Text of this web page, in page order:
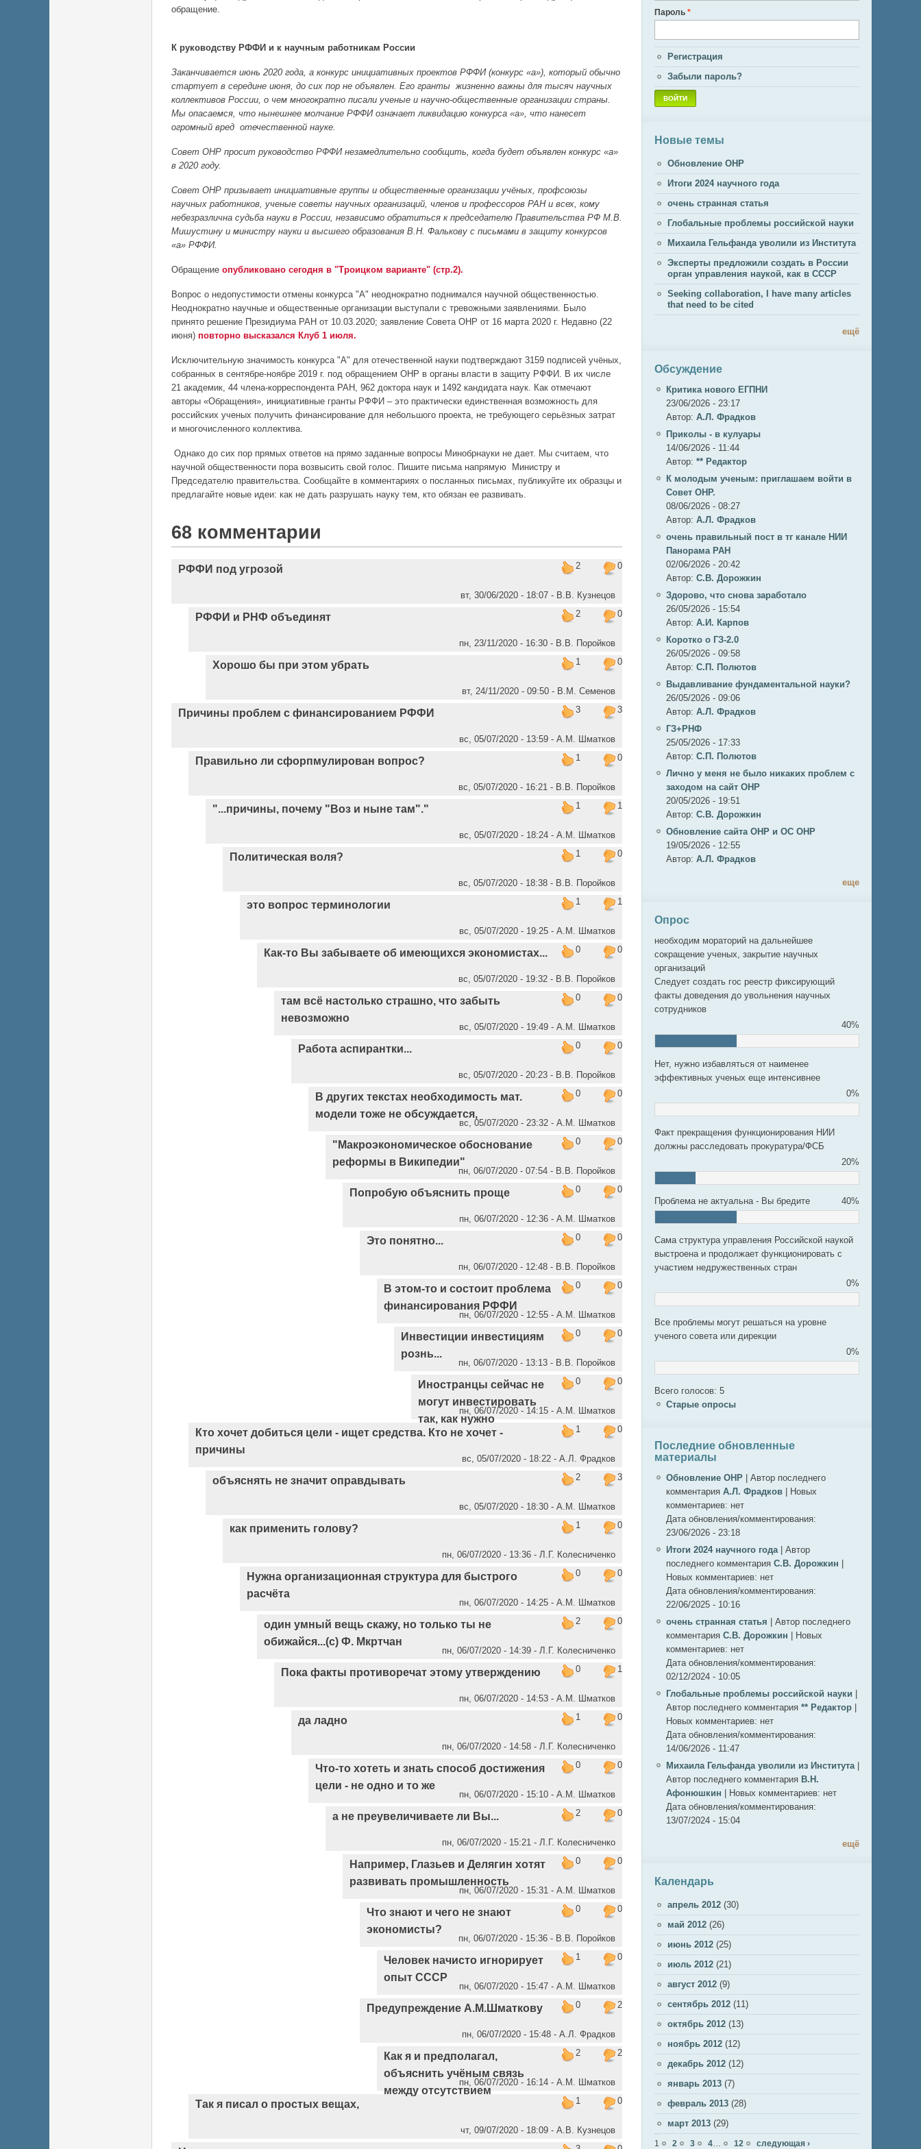
обращение.
К руководству РФФИ и к научным работникам России
Заканчивается июнь 2020 года, а конкурс инициативных проектов РФФИ (конкурс «а»), который обычно
стартует в середине июня, до сих пор не объявлен. Его гранты жизненно важны для тысяч научных
коллективов России, о чем многократно писали ученые и научно-общественные организации страны.
Мы опасаемся, что нынешнее молчание РФФИ означает ликвидацию конкурса «а», что нанесет
огромный вред отечественной науке.
Совет ОНР просит руководство РФФИ незамедлительно сообщить, когда будет объявлен конкурс «а»
в 2020 году.
Совет ОНР призывает инициативные группы и общественные организации учёных, профсоюзы
научных работников, ученые советы научных организаций, членов и профессоров РАН и всех, кому
небезразлична судьба науки в России, независимо обратиться к председателю Правительства РФ М.В.
Мишустину и министру науки и высшего образования В.Н. Фалькову с письмами в защиту конкурсов
«а» РФФИ.
Обращение опубликовано сегодня в "Троицком варианте" (стр.2).
Вопрос о недопустимости отмены конкурса "А" неоднократно поднимался научной общественностью.
Неоднократно научные и общественные организации выступали с тревожными заявлениями. Было
принято решение Президиума РАН от 10.03.2020; заявление Совета ОНР от 16 марта 2020 г. Недавно (22
июня) повторно высказался Клуб 1 июля.
Исключительную значимость конкурса "А" для отечественной науки подтверждают 3159 подписей учёных,
собранных в сентябре-ноябре 2019 г. под обращением ОНР в органы власти в защиту РФФИ. В их числе
21 академик, 44 члена-корреспондента РАН, 962 доктора наук и 1492 кандидата наук. Как отмечают
авторы «Обращения», инициативные гранты РФФИ – это практически единственная возможность для
российских ученых получить финансирование для небольшого проекта, не требующего серьёзных затрат
и многочисленного коллектива.
Однако до сих пор прямых ответов на прямо заданные вопросы Минобрнауки не дает. Мы считаем, что
научной общественности пора возвысить свой голос. Пишите письма напрямую Министру и
Председателю правительства. Сообщайте в комментариях о посланных письмах, публикуйте их образцы и
предлагайте новые идеи: как не дать разрушать науку тем, кто обязан ее развивать.
68 комментарии
2 0
РФФИ под угрозой
вт, 30/06/2020 - 18:07 - В.В. Кузнецов
2
0
РФФИ и РНФ объединят
пн, 23/11/2020 - 16:30 - В.В. Поройков
1
0
Хорошо бы при этом убрать
вт, 24/11/2020 - 09:50 - В.М. Семенов
3
3
Причины проблем с финансированием РФФИ
вс, 05/07/2020 - 13:59 - А.М. Шматков
1
0
Правильно ли сфорпмулирован вопрос?
вс, 05/07/2020 - 16:21 - В.В. Поройков
1
1
"...причины, почему "Воз и ныне там"."
вс, 05/07/2020 - 18:24 - А.М. Шматков
1
0
Политическая воля?
вс, 05/07/2020 - 18:38 - В.В. Поройков
1
1
это вопрос терминологии
вс, 05/07/2020 - 19:25 - А.М. Шматков
0
0
Как-то Вы забываете об имеющихся экономистах...
вс, 05/07/2020 - 19:32 - В.В. Поройков
0
0
там всё настолько страшно, что забыть
невозможно
вс, 05/07/2020 - 19:49 - А.М. Шматков
0
0
Работа аспирантки...
вс, 05/07/2020 - 20:23 - В.В. Поройков
0
0
В других текстах необходимость мат.
модели тоже не обсуждается,
вс, 05/07/2020 - 23:32 - А.М. Шматков
0
0
"Макроэкономическое обоснование
реформы в Википедии"
пн, 06/07/2020 - 07:54 - В.В. Поройков
0
0
Попробую объяснить проще
пн, 06/07/2020 - 12:36 - А.М. Шматков
0
0
Это понятно...
пн, 06/07/2020 - 12:48 - В.В. Поройков
0
0
В этом-то и состоит проблема
финансирования РФФИ
пн, 06/07/2020 - 12:55 - А.М. Шматков
0
0
Инвестиции инвестициям
рознь...
пн, 06/07/2020 - 13:13 - В.В. Поройков
0
0
Иностранцы сейчас не
могут инвестировать
так, как нужно
пн, 06/07/2020 - 14:15 - А.М. Шматков
1
0
Кто хочет добиться цели - ищет средства. Кто не хочет -
причины
вс, 05/07/2020 - 18:22 - А.Л. Фрадков
2
3
объяснять не значит оправдывать
вс, 05/07/2020 - 18:30 - А.М. Шматков
1
0
как применить голову?
пн, 06/07/2020 - 13:36 - Л.Г. Колесниченко
0
0
Нужна организационная структура для быстрого
расчёта
пн, 06/07/2020 - 14:25 - А.М. Шматков
2
0
один умный вещь скажу, но только ты не
обижайся...(с) Ф. Мкртчан
пн, 06/07/2020 - 14:39 - Л.Г. Колесниченко
0
1
Пока факты противоречат этому утверждению
пн, 06/07/2020 - 14:53 - А.М. Шматков
1
0
да ладно
пн, 06/07/2020 - 14:58 - Л.Г. Колесниченко
0
0
Что-то хотеть и знать способ достижения
цели - не одно и то же
пн, 06/07/2020 - 15:10 - А.М. Шматков
2
0
а не преувеличиваете ли Вы...
пн, 06/07/2020 - 15:21 - Л.Г. Колесниченко
0
0
Например, Глазьев и Делягин хотят
развивать промышленность
пн, 06/07/2020 - 15:31 - А.М. Шматков
0
0
Что знают и чего не знают
экономисты?
пн, 06/07/2020 - 15:36 - В.В. Поройков
1
0
Человек начисто игнорирует
опыт СССР
пн, 06/07/2020 - 15:47 - А.М. Шматков
0
2
Предупреждение А.М.Шматкову
пн, 06/07/2020 - 15:48 - А.Л. Фрадков
2
2
Как я и предполагал,
объяснить учёным связь
между отсутствием
пн, 06/07/2020 - 16:14 - А.М. Шматков
1
0
Так я писал о простых вещах,
чт, 09/07/2020 - 18:09 - А.В. Кузнецов
Пароль *
Регистрация
Забыли пароль?
Новые темы
Обновление ОНР
Итоги 2024 научного года
очень странная статья
Глобальные проблемы российской науки
Михаила Гельфанда уволили из Института
Эксперты предложили создать в России
орган управления наукой, как в СССР
Seeking collaboration, I have many articles
that need to be cited
ещё
Обсуждение
Критика нового ЕГПНИ
23/06/2026 - 23:17
Автор: А.Л. Фрадков
Приколы - в кулуары
14/06/2026 - 11:44
Автор: ** Редактор
К молодым ученым: приглашаем войти в
Совет ОНР.
08/06/2026 - 08:27
Автор: А.Л. Фрадков
очень правильный пост в тг канале НИИ
Панорама РАН
02/06/2026 - 20:42
Автор: С.В. Дорожкин
Здорово, что снова заработало
26/05/2026 - 15:54
Автор: А.И. Карпов
Коротко о ГЗ-2.0
26/05/2026 - 09:58
Автор: C.П. Полютов
Выдавливание фундаментальной науки?
26/05/2026 - 09:06
Автор: А.Л. Фрадков
ГЗ+РНФ
25/05/2026 - 17:33
Автор: C.П. Полютов
Лично у меня не было никаких проблем с
заходом на сайт ОНР
20/05/2026 - 19:51
Автор: С.В. Дорожкин
Обновление сайта ОНР и ОС ОНР
19/05/2026 - 12:55
Автор: А.Л. Фрадков
еще
Опрос
необходим мораторий на дальнейшее
сокращение ученых, закрытие научных
организаций
Следует создать гос реестр фиксирующий
факты доведения до увольнения научных
сотрудников
40%
Нет, нужно избавляться от наименее
эффективных ученых еще интенсивнее
0%
Факт прекращения функционирования НИИ
должны расследовать прокуратура/ФСБ
20%
Проблема не актуальна - Вы бредите 40%
Сама структура управления Российской наукой
выстроена и продолжает функционировать с
участием недружественных стран
0%
Все проблемы могут решаться на уровне
ученого совета или дирекции
0%
Всего голосов: 5
Старые опросы
Последние обновленные
материалы
Обновление ОНР
Автор последнего
комментария А.Л. Фрадков
Новых
комментариев: нет
Дата обновления/комментирования:
23/06/2026 - 23:18
Итоги 2024 научного года
Автор
последнего комментария С.В. Дорожкин
Новых комментариев: нет
Дата обновления/комментирования:
22/06/2025 - 10:16
очень странная статья
Автор последнего
комментария С.В. Дорожкин
Новых
комментариев: нет
Дата обновления/комментирования:
02/12/2024 - 10:05
Глобальные проблемы российской науки
Автор последнего комментария ** Редактор
Новых комментариев: нет
Дата обновления/комментирования:
14/06/2026 - 11:47
Михаила Гельфанда уволили из Института
Автор последнего комментария В.Н.
Афонюшкин
Новых комментариев: нет
Дата обновления/комментирования:
13/07/2024 - 15:04
ещё
Календарь
апрель 2012 (30)
май 2012 (26)
июнь 2012 (25)
июль 2012 (21)
август 2012 (9)
сентябрь 2012 (11)
октябрь 2012 (13)
ноябрь 2012 (12)
декабрь 2012 (12)
январь 2013 (7)
февраль 2013 (28)
март 2013 (29)
Страницы
1 2 3 4 12 следующая ›